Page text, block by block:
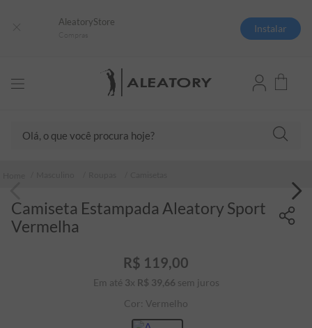
AleatoryStore
Instalar
Camiseta Estampada Aleatory Sport
Vermelha
R$ 119,00
Em até 3x R$ 39,66 sem juros
Cor: Vermelho
2º
camiseta listrada
4º
jaqueta
5º
camiseta
6º
pima